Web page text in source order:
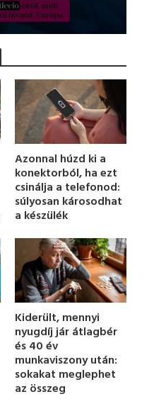
Azonnal húzd ki a
konektorból, ha ezt
csinálja a telefonod:
súlyosan károsodhat
a készülék
Kiderült, mennyi
nyugdíj jár átlagbér
és 40 év
munkaviszony után:
sokakat meglephet
az összeg